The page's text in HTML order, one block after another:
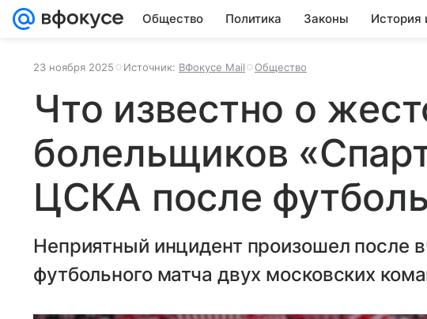
Общество Политика Законы История
23 ноября 2025 Источник: ВФокусе Mail Общество
Что известно о
болельщиков
ЦСКА после
Неприятный инцидент произошел после
футбольного матча двух московских